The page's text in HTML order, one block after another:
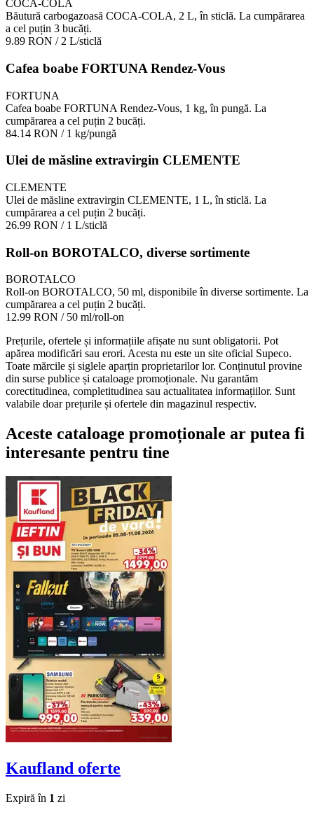
COCA-COLA
Băutură carbogazoasă COCA-COLA, 2 L, în sticlă. La cumpărarea
a cel puțin 3 bucăți.
9.89 RON / 2 L/sticlă
Cafea boabe FORTUNA Rendez-Vous
FORTUNA
Cafea boabe FORTUNA Rendez-Vous, 1 kg, în pungă. La
cumpărarea a cel puțin 2 bucăți.
84.14 RON / 1 kg/pungă
Ulei de măsline extravirgin CLEMENTE
CLEMENTE
Ulei de măsline extravirgin CLEMENTE, 1 L, în sticlă. La
cumpărarea a cel puțin 2 bucăți.
26.99 RON / 1 L/sticlă
Roll-on BOROTALCO, diverse sortimente
BOROTALCO
Roll-on BOROTALCO, 50 ml, disponibile în diverse sortimente. La
cumpărarea a cel puțin 2 bucăți.
12.99 RON / 50 ml/roll-on
Prețurile, ofertele și informațiile afișate nu sunt obligatorii. Pot
apărea modificări sau erori. Acesta nu este un site oficial Supeco.
Toate mărcile și siglele aparțin proprietarilor lor. Conținutul provine
din surse publice și cataloage promoționale. Nu garantăm
corectitudinea, completitudinea sau actualitatea informațiilor. Sunt
valabile doar prețurile și ofertele din magazinul respectiv.
Aceste cataloage promoționale ar putea fi
interesante pentru tine
Kaufland oferte
Expiră în 1 zi